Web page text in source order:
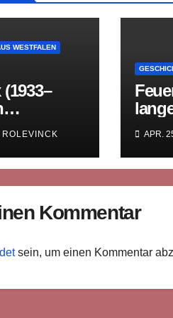
WESTFALEN
Denker
der
ROLEVINCK APR.
Kommentar
sein, um einen Kommentar